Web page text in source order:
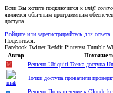
Если Вы хотите подключится к unifi
является обычным программным
доступа.
Войдите или зарегистрируйтесь для ответа.
Поделиться:
Facebook Twitter Reddit Pinterest Tumblr
Автор
Похожие
M
Решено Ubiquiti Точка доступа
Точки доступа провалили
Решено Подключение к Cloude